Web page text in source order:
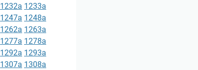
1232a 1233a
1247a 1248a
1262a 1263a
1277a 1278a
1292a 1293a
1307a 1308a